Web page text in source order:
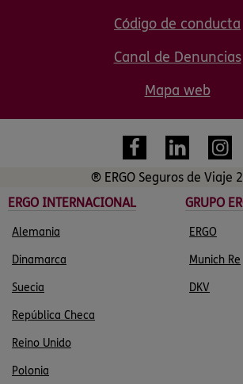
Código de conducta
Canal de Denuncias
Mapa web
® ERGO Seguros de Viaje
ERGO INTERNACIONAL
GRUPO
Alemania ERGO
Dinamarca Munich Re
Suecia DKV
República Checa
Reino Unido
Polonia